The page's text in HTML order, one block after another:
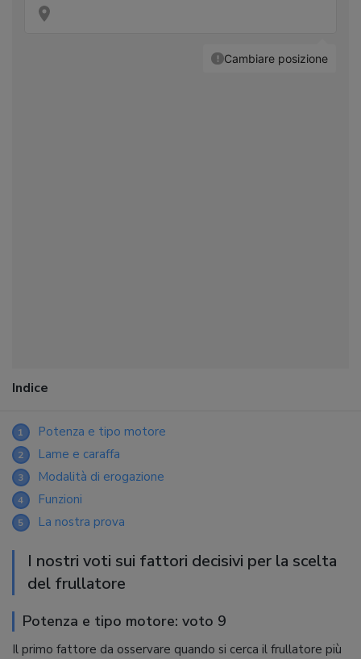
Indice
1 Potenza e tipo motore
2 Lame e caraffa
3 Modalità di erogazione
4 Funzioni
5 La nostra prova
I nostri voti sui fattori decisivi per la scelta
del frullatore
Potenza e tipo motore: voto 9
Il primo fattore da osservare quando si cerca il frullatore più